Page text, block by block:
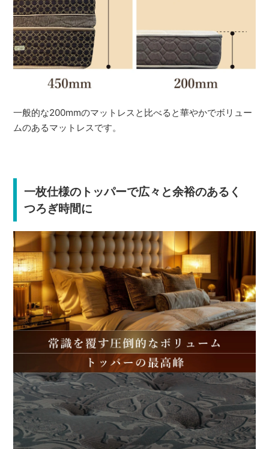
一般的な200mmのマットレスと比べると華やかでボリュー
ムのあるマットレスです。
一枚仕様のトッパーで広々と余裕のあるく
つろぎ時間に